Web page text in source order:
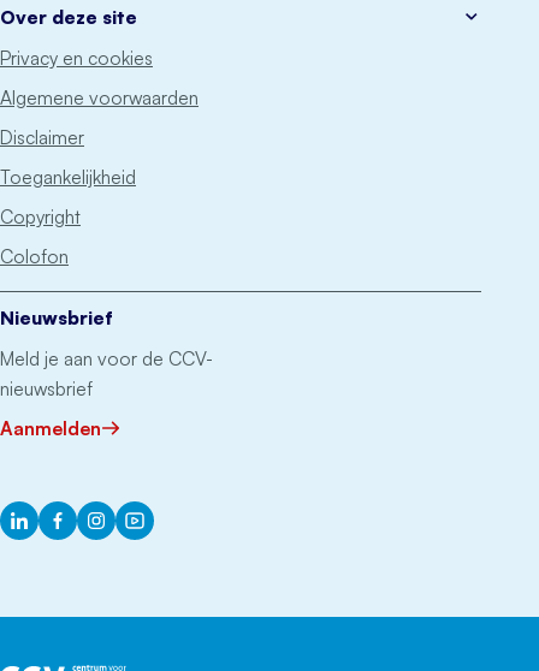
Over deze site
Privacy en cookies
Algemene voorwaarden
Disclaimer
Toegankelijkheid
Copyright
Colofon
Nieuwsbrief
Meld je aan voor de CCV-
nieuwsbrief
Aanmelden
LinkedInFacebook
InstagramYouTube